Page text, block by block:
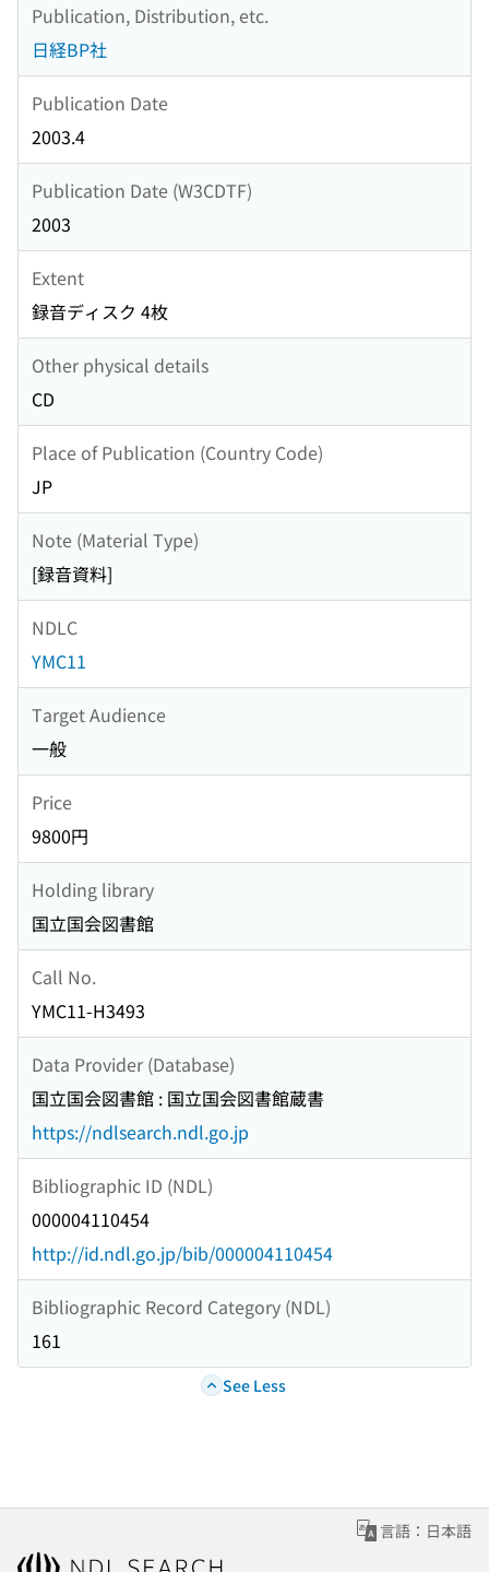
Publication, Distribution, etc.
日経BP社
Publication Date
2003.4
Publication Date (W3CDTF)
2003
Extent
録音ディスク 4枚
Other physical details
CD
Place of Publication (Country Code)
JP
Note (Material Type)
[録音資料]
NDLC
YMC11
Target Audience
一般
Price
9800円
Holding library
国立国会図書館
Call No.
YMC11-H3493
Data Provider (Database)
国立国会図書館 : 国立国会図書館蔵書
https://ndlsearch.ndl.go.jp
Bibliographic ID (NDL)
000004110454
http://id.ndl.go.jp/bib/000004110454
Bibliographic Record Category (NDL)
161
See Less
言語：日本語